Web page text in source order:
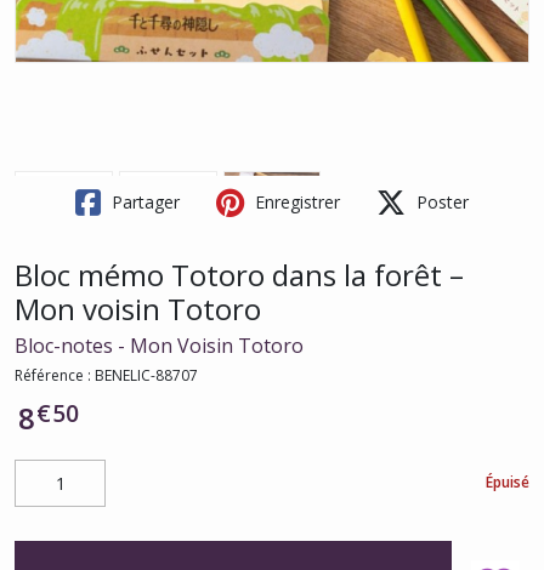
Partager Enregistrer Poster
Bloc mémo Totoro dans la forêt –
Mon voisin Totoro
Bloc-notes - Mon Voisin Totoro
Référence : BENELIC-88707
8€50
Épuisé